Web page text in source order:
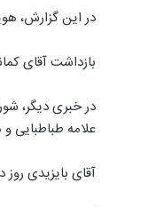
در این گزارش،
بازداشت آقای کمانگر بامداد روز دوشنبه ۴
در خبری دیگر،
علامه طباطبایی
آقای بایزیدی روز دوشنبه ۲۸شهریور، توسط پلیس امنیت بازداشت شده و هم‌ اکنون